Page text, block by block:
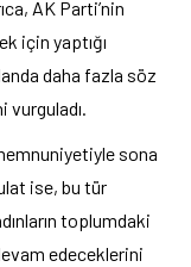
AK Parti’nin
için yaptığı
daha fazla söz
sona
ise, bu tür
toplumdaki
edeceklerini